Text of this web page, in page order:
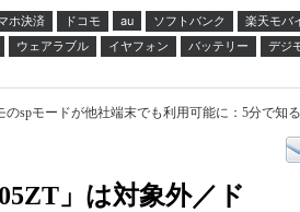
ホ決済 ドコモ au ソフトバンク
楽天モバ
ウェアラブル イヤフォン バッテリー デジ
spモードが他社端末でも利用可能に：5分で知
」は対象外／ド